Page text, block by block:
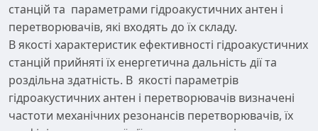
станцій та параметрами гідроакустичних антен і
перетворювачів, які входять до їх складу.
В якості характеристик ефективності гідроакустичних
станцій прийняті їх енергетична дальність дії та
роздільна здатність. В якості параметрів
гідроакустичних антен і перетворювачів визначені
частоти механічних резонансів перетворювачів, їх